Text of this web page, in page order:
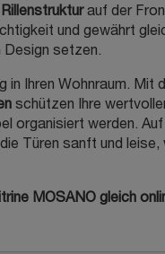
Rillenstrukturauf der
und gewährt
Design setzen.
in Ihren Wohnraum.
schützen Ihre
organisiert werden. Auf
Türen sanft und
MOSANO gleich